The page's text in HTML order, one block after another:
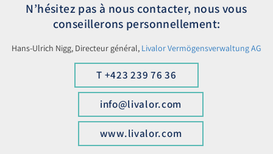
N’hésitez pas à nous contacter, nous vous
conseillerons personnellement:
Hans-Ulrich Nigg, Directeur général, Livalor Vermögensverwaltung AG
T +423 239 76 36
info@livalor.com
www.livalor.com